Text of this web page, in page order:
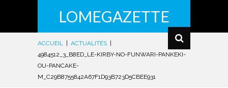
LOMEGAZETTE
ACCUEIL ACTUALITÉS
4984512_3_B8ED_LE-KIRBY-NO-FUNWARI-PANKEKI-
OU-PANCAKE-
M_C29B8755842A67F1D93B723D5CBEE931